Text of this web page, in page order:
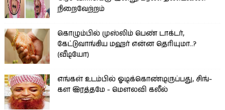
நிறைவேற்றம்
கொழும்பில் முஸ்லிம் பெண் டாக்டர்,
கேட்டுவாங்கிய மஹர் என்ன தெரியுமா..?
(வீடியோ)
எங்கள் உடம்பில் ஓடிக்­கொண்­டி­ருப்­பது, சிங்­
கள இரத்­தமே - மௌலவி கலீல்